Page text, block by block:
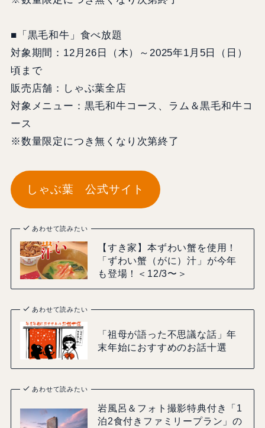
■「黒毛和牛」食べ放題
対象期間：12月26日（木）～2025年1月5日（日）
頃まで
販売店舗：しゃぶ葉全店
対象メニュー：黒毛和牛コース、ラム＆黒毛和牛コ
ース
※数量限定につき無くなり次第終了
しゃぶ葉 公式サイト
あわせて読みたい
【すき家】本ずわい蟹を使用！
「ずわい蟹（がに）汁」が今年
も登場！＜12/3〜＞
あわせて読みたい
「祖母が語った不思議な話」年
末年始におすすめのお話十選
あわせて読みたい
岩風呂＆フォト撮影特典付き「1
泊2食付きファミリープラン」の